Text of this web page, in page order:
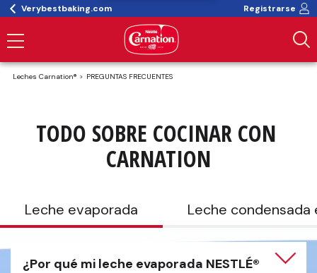
Verybestbaking.com Registrarse
Leches Carnation® PREGUNTAS FRECUENTES
TODO SOBRE COCINAR CON
CARNATION
Leche evaporada Leche condensada
¿Por qué mi leche evaporada NESTLÉ®